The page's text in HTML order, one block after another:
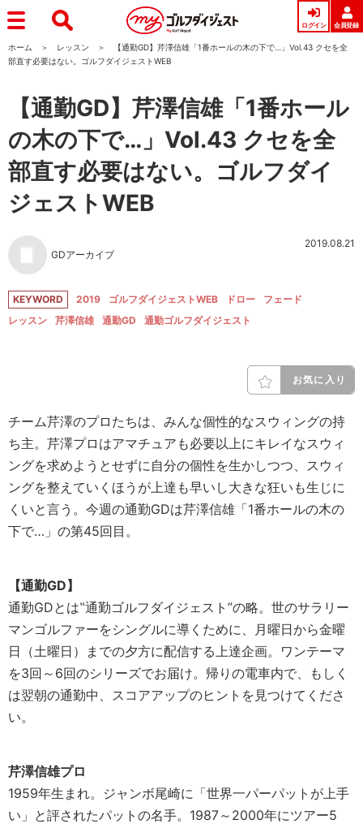
ログイン 会員登録
ホーム レッスン
【通勤GD】芹澤信雄「1番ホールの木の下で…」Vol.43 クセを全
部直す必要はない。ゴルフダイジェストWEB
【通勤GD】芹澤信雄「1番ホール
の木の下で…」Vol.43 クセを全
部直す必要はない。ゴルフダイ
ジェストWEB
GDアーカイブ
2019.08.21
KEYWORD 2019 ゴルフダイジェストWEB ドロー
フェード
レッスン
芹澤信雄 通勤GD 通勤ゴルフダイジェスト
お気に入り
チーム芹澤のプロたちは、みんな個性的なスウィングの持
ち主。芹澤プロはアマチュアも必要以上にキレイなスウィ
ングを求めようとせずに自分の個性を生かしつつ、スウィ
ングを整えていくほうが上達も早いし大きな狂いも生じに
くいと言う。今週の通勤GDは芹澤信雄「1番ホールの木の
下で…」の第45回目。
【通勤GD】
通勤GDとは‟通勤ゴルフダイジェスト”の略。世のサラリー
マンゴルファーをシングルに導くために、月曜日から金曜
日（土曜日）までの夕方に配信する上達企画。ワンテーマ
を3回～6回のシリーズでお届け。帰りの電車内で、もしく
は翌朝の通勤中、スコアアップのヒントを見つけてくださ
い。
芹澤信雄プロ
1959年生まれ。ジャンボ尾崎に「世界一パーパットが上手
い」と評されたパットの名手。1987～2000年にツアー5